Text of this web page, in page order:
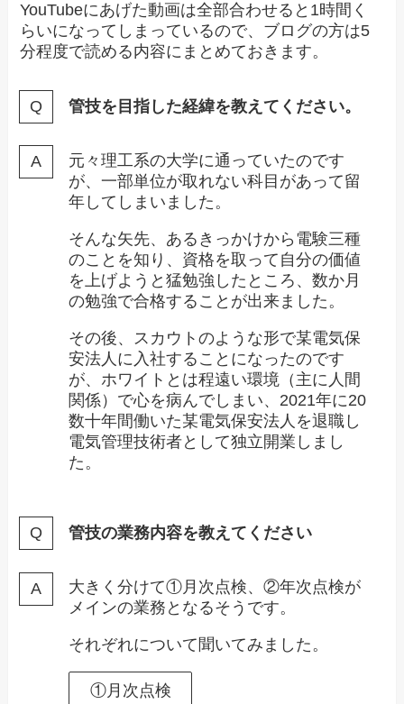
YouTubeにあげた動画は全部合わせると1時間く
らいになってしまっているので、ブログの方は5
分程度で読める内容にまとめておきます。
管技を目指した経緯を教えてください。
元々理工系の大学に通っていたのです
が、一部単位が取れない科目があって留
年してしまいました。
そんな矢先、あるきっかけから電験三種
のことを知り、資格を取って自分の価値
を上げようと猛勉強したところ、数か月
の勉強で合格することが出来ました。
その後、スカウトのような形で某電気保
安法人に入社することになったのです
が、ホワイトとは程遠い環境（主に人間
関係）で心を病んでしまい、2021年に20
数十年間働いた某電気保安法人を退職し
電気管理技術者として独立開業しまし
た。
管技の業務内容を教えてください
大きく分けて①月次点検、②年次点検が
メインの業務となるそうです。
それぞれについて聞いてみました。
①月次点検